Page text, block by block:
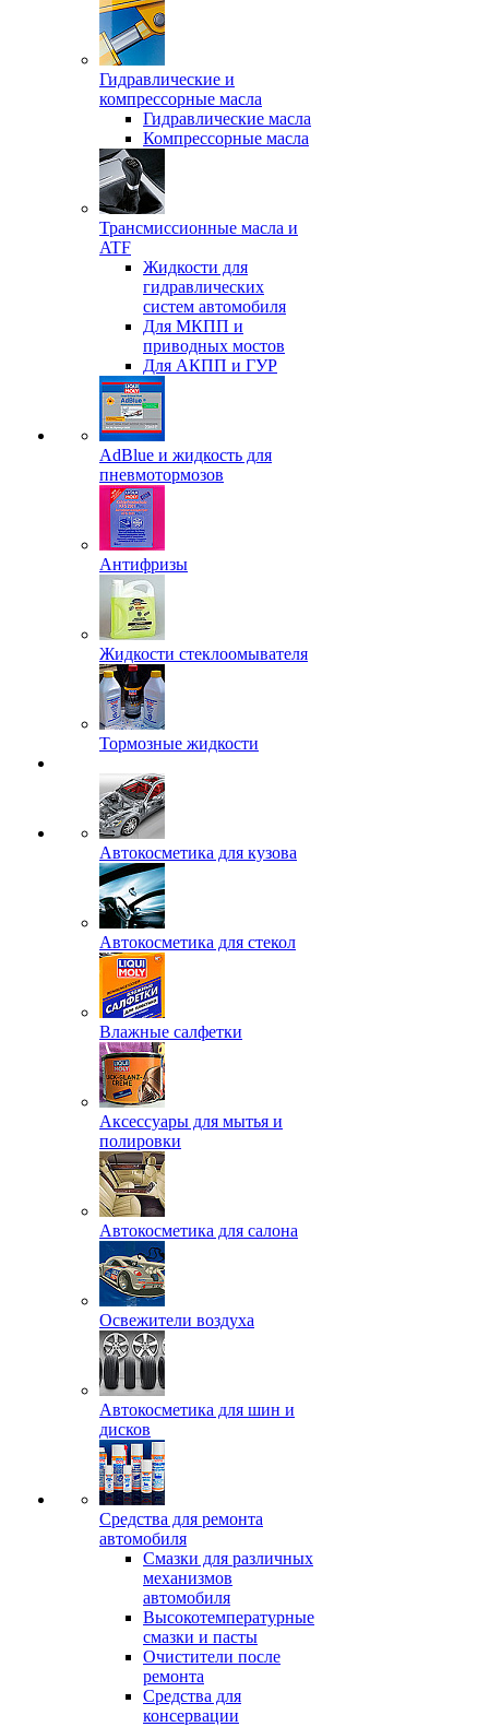
Гидравлические и
компрессорные масла
Гидравлические масла
Компрессорные масла
Трансмиссионные масла и
ATF
Жидкости для
гидравлических
систем автомобиля
Для МКПП и
приводных мостов
Для АКПП и ГУР
AdBlue и жидкость для
пневмотормозов
Антифризы
Жидкости стеклоомывателя
Тормозные жидкости
Автокосметика для кузова
Автокосметика для стекол
Влажные салфетки
Аксессуары для мытья и
полировки
Автокосметика для салона
Освежители воздуха
Автокосметика для шин и
дисков
Средства для ремонта
автомобиля
Смазки для различных
механизмов
автомобиля
Высокотемпературные
смазки и пасты
Очистители после
ремонта
Средства для
консервации